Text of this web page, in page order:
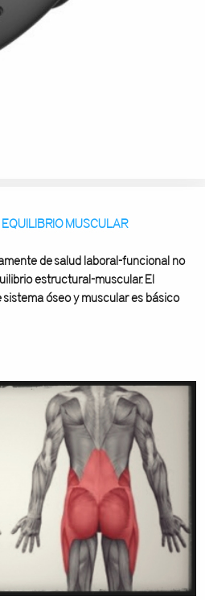
MUSCULAR
de salud laboral-funcional no
estructural-muscular. El
óseo y muscular es básico